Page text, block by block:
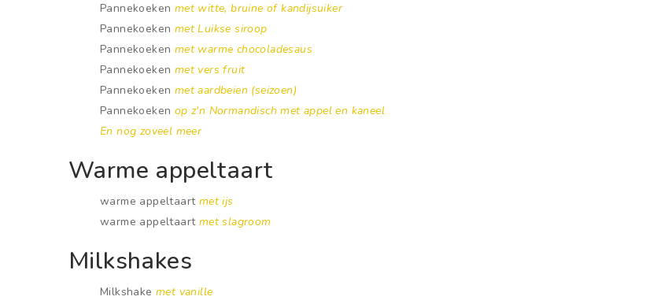
Pannekoeken met witte, bruine of kandijsuiker
Pannekoeken met Luikse siroop
Pannekoeken met warme chocoladesaus
Pannekoeken met vers fruit
Pannekoeken met aardbeien (seizoen)
Pannekoeken op z'n Normandisch met appel en kaneel
En nog zoveel meer
Warme appeltaart
warme appeltaart met ijs
warme appeltaart met slagroom
Milkshakes
Milkshake met vanille